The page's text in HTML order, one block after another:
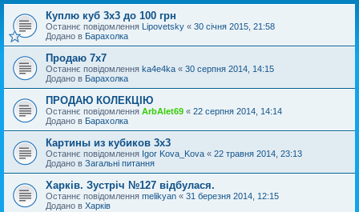
Куплю куб 3х3 до 100 грн
Останнє повідомлення Lipovetsky « 30 січня 2015, 21:58
Додано в Барахолка
Продаю 7х7
Останнє повідомлення ka4e4ka « 30 серпня 2014, 14:15
Додано в Барахолка
ПРОДАЮ КОЛЕКЦІЮ
Останнє повідомлення ArbAlet69 « 22 серпня 2014, 14:14
Додано в Барахолка
Картины из кубиков 3х3
Останнє повідомлення Igor Kova_Kova « 22 травня 2014, 23:13
Додано в Загальні питання
Харків. Зустріч №127 відбулася.
Останнє повідомлення melikyan « 31 березня 2014, 12:15
Додано в Харків